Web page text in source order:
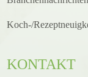
Koch-/
KONTAKT